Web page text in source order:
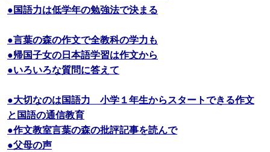
●国語力は低学年の勉強法で決まる
●言葉の森の作文で全教科の学力も
●帰国子女の日本語学習は作文から
●いろいろな質問に答えて
●大切なのは国語力 小学１年生からスタートできる作文
と国語の通信教育
●作文教室言葉の森の批評記事を読んで
●父母の声